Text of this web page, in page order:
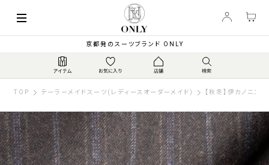
京都発のスーツブランド ONLY
TOP テーラーメイドスーツ(レディースオーダーメイド) 【秋冬】伊カノニコ